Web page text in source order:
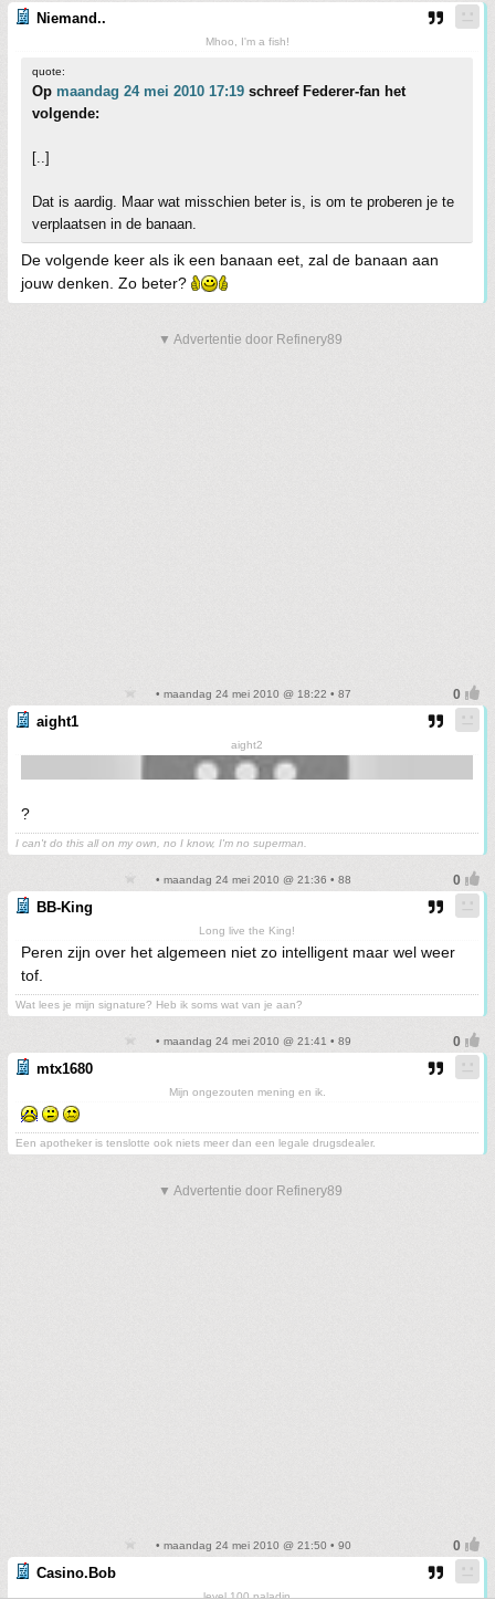
Niemand..
Mhoo, I'm a fish!
quote:
Op maandag 24 mei 2010 17:19 schreef Federer-fan het
volgende:
[..]
Dat is aardig. Maar wat misschien beter is, is om te proberen je te
verplaatsen in de banaan.
De volgende keer als ik een banaan eet, zal de banaan aan
jouw denken. Zo beter?
▼ Advertentie door Refinery89
• maandag 24 mei 2010 @ 18:22 • 87
aight1
aight2
?
I can't do this all on my own, no I know, I'm no superman.
• maandag 24 mei 2010 @ 21:36 • 88
BB-King
Long live the King!
Peren zijn over het algemeen niet zo intelligent maar wel weer
tof.
Wat lees je mijn signature? Heb ik soms wat van je aan?
• maandag 24 mei 2010 @ 21:41 • 89
mtx1680
Mijn ongezouten mening en ik.
Een apotheker is tenslotte ook niets meer dan een legale drugsdealer.
▼ Advertentie door Refinery89
• maandag 24 mei 2010 @ 21:50 • 90
Casino.Bob
level 100 paladin